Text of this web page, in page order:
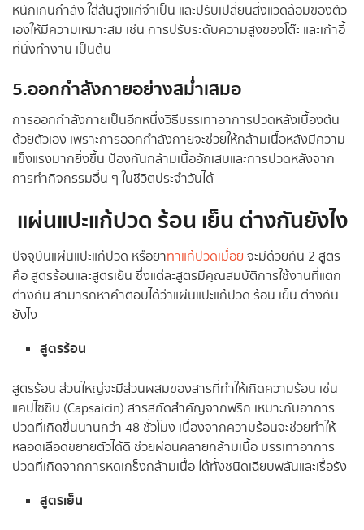
หนักเกินกำลัง ใส่ส้นสูงแค่จำเป็น และปรับเปลี่ยนสิ่งแวดล้อมของตัว
เองให้มีความเหมาะสม เช่น การปรับระดับความสูงของโต๊ะ และเก้าอี้
ที่นั่งทำงาน เป็นต้น
5.ออกกำลังกายอย่างสม่ำเสมอ
การออกกำลังกายเป็นอีกหนึ่งวิธีบรรเทาอาการปวดหลังเบื้องต้น
ด้วยตัวเอง เพราะการออกกำลังกายจะช่วยให้กล้ามเนื้อหลังมีความ
แข็งแรงมากยิ่งขึ้น ป้องกันกล้ามเนื้ออักเสบและการปวดหลังจาก
การทำกิจกรรมอื่น ๆ ในชีวิตประจำวันได้
แผ่นแปะแก้ปวด ร้อน เย็น ต่างกันยังไง
ปัจจุบันแผ่นแปะแก้ปวด หรือยาทาแก้ปวดเมื่อย จะมีด้วยกัน 2 สูตร
คือ สูตรร้อนและสูตรเย็น ซึ่งแต่ละสูตรมีคุณสมบัติการใช้งานที่แตก
ต่างกัน สามารถหาคำตอบได้ว่าแผ่นแปะแก้ปวด ร้อน เย็น ต่างกัน
ยังไง
สูตรร้อน
สูตรร้อน ส่วนใหญ่จะมีส่วนผสมของสารที่ทำให้เกิดความร้อน เช่น
แคปไซซิน (Capsaicin) สารสกัดสำคัญจากพริก เหมาะกับอาการ
ปวดที่เกิดขึ้นนานกว่า 48 ชั่วโมง เนื่องจากความร้อนจะช่วยทำให้
หลอดเลือดขยายตัวได้ดี ช่วยผ่อนคลายกล้ามเนื้อ บรรเทาอาการ
ปวดที่เกิดจากการหดเกร็งกล้ามเนื้อ ได้ทั้งชนิดเฉียบพลันและเรื้อรัง
สูตรเย็น